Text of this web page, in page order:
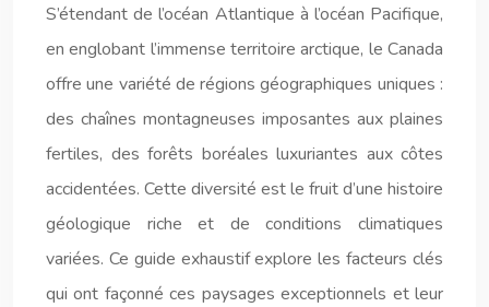
S’étendant de l’océan Atlantique à l’océan Pacifique,
en englobant l’immense territoire arctique, le Canada
offre une variété de régions géographiques uniques :
des chaînes montagneuses imposantes aux plaines
fertiles, des forêts boréales luxuriantes aux côtes
accidentées. Cette diversité est le fruit d’une histoire
géologique riche et de conditions climatiques
variées. Ce guide exhaustif explore les facteurs clés
qui ont façonné ces paysages exceptionnels et leur